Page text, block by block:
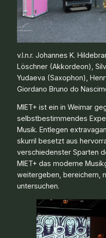
v.l.n.r. Johannes K.
Löschner (Akkordeon),
Yudaeva (Saxophon),
Giordano Bruno do
MIET+ ist ein in Weimar
selbstbestimmendes
Musik. Entlegen
skurril besetzt aus
verschiedenster Sparten
MIET+ das moderne
weitergeben, bereichern,
untersuchen.